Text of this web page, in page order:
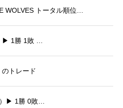
WOLVES トータル順位…
▶ 1勝 1敗 …
トレード
▶ 1勝 0敗…